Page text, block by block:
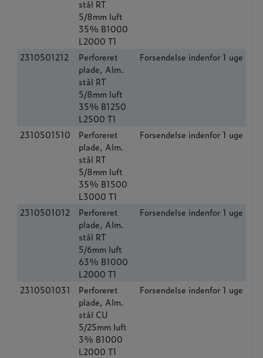
stål RT
5/8mm luft
35% B1000
L2000 T1
2310501212
Perforeret
plade, Alm.
stål RT
5/8mm luft
35% B1250
L2500 T1
Forsendelse indenfor 1 uge
2310501510
Perforeret
plade, Alm.
stål RT
5/8mm luft
35% B1500
L3000 T1
Forsendelse indenfor 1 uge
2310501012
Perforeret
plade, Alm.
stål RT
5/6mm luft
63% B1000
L2000 T1
Forsendelse indenfor 1 uge
2310501031
Perforeret
plade, Alm.
stål CU
5/25mm luft
3% B1000
L2000 T1
Forsendelse indenfor 1 uge